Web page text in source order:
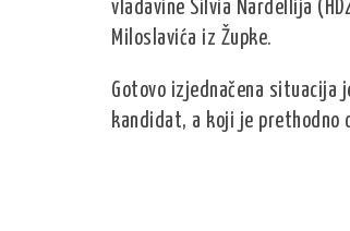
vladavine Silvia Nardellija
Miloslavića iz Župke.
Gotovo izjednačena situacija
kandidat, a koji je prethodno